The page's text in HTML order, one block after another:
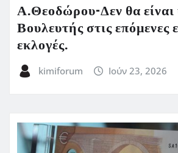
Α.Θεοδώρου-Δεν θα
Βουλευτής στις επόμενες
εκλογές.
kimiforum Ιούν 23, 2026